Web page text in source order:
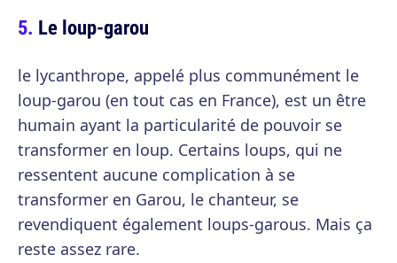
Le loup-garou
le lycanthrope, appelé plus communément le
loup-garou (en tout cas en France), est un être
humain ayant la particularité de pouvoir se
transformer en loup. Certains loups, qui ne
ressentent aucune complication à se
transformer en Garou, le chanteur, se
revendiquent également loups-garous. Mais ça
reste assez rare.